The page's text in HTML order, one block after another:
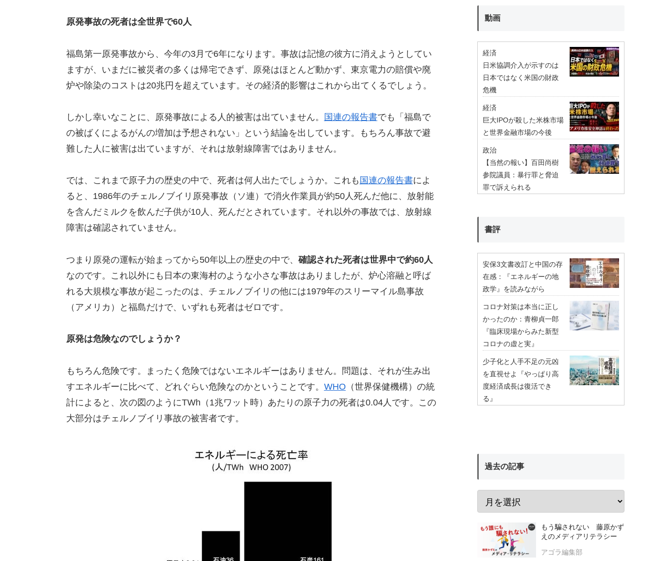
原発事故の死者は全世界で60人
福島第一原発事故から、今年の3月で6年になります。事故は記憶の彼方に消えようとしてい
ますが、いまだに被災者の多くは帰宅できず、原発はほとんど動かず、東京電力の賠償や廃
炉や除染のコストは20兆円を超えています。その経済的影響はこれから出てくるでしょう。
しかし幸いなことに、原発事故による人的被害は出ていません。 国連の報告書でも「福島で
の被ばくによるがんの増加は予想されない」という結論を出しています。もちろん事故で避
難した人に被害は出ていますが、それは放射線障害ではありません。
では、これまで原子力の歴史の中で、死者は何人出たでしょうか。これも 国連の報告書によ
ると、1986年のチェルノブイリ原発事故（ソ連）で消火作業員が約50人死んだ他に、放射能
を含んだミルクを飲んだ子供が10人、死んだとされています。それ以外の事故では、放射線
障害は確認されていません。
つまり原発の運転が始まってから50年以上の歴史の中で、確認された死者は世界中で約60人
なのです。これ以外にも日本の東海村のような小さな事故はありましたが、炉心溶融と呼ば
れる大規模な事故が起こったのは、チェルノブイリの他には1979年のスリーマイル島事故
（アメリカ）と福島だけで、いずれも死者はゼロです。
原発は危険なのでしょうか？
もちろん危険です。まったく危険ではないエネルギーはありません。問題は、それが生み出
すエネルギーに比べて、どれぐらい危険なのかということです。 WHO （世界保健機構）の統
計によると、次の図のようにTWh（1兆ワット時）あたりの原子力の死者は0.04人です。この
大部分はチェルノブイリ事故の被害者です。
動画
経済
日米協調介入が示すのは
日本ではなく米国の財政
危機
経済
巨大IPOが殺した米株市場
と世界金融市場の今後
政治
【当然の報い】百田尚樹
参院議員：暴行罪と脅迫
罪で訴えられる
書評
安保3文書改訂と中国の存
在感：『エネルギーの地
政学』を読みながら
コロナ対策は本当に正し
かったのか：青柳貞一郎
『臨床現場からみた新型
コロナの虚と実』
少子化と人手不足の元凶
を直視せよ『やっぱり高
度経済成長は復活でき
る』
過去の記事
もう騙されない 藤原かず
えのメディアリテラシー
アゴラ編集部